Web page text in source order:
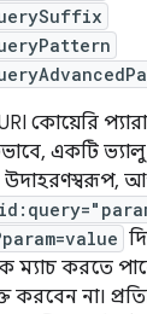
কোয়েরি
একটি
উদাহরণস্বরূপ,
ম্যাচ করতে
করবেন না।